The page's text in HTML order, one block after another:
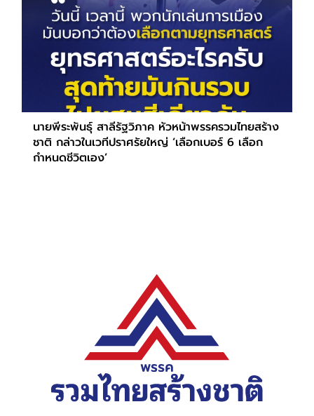
นายพีระพันธุ์ สาลีรัฐวิภาค หัวหน้าพรรครวมไทยสร้าง
ชาติ กล่าวในเวทีปราศรัยใหญ่ ‘เลือกเบอร์ 6 เลือก
กำหนดชีวิตเอง’